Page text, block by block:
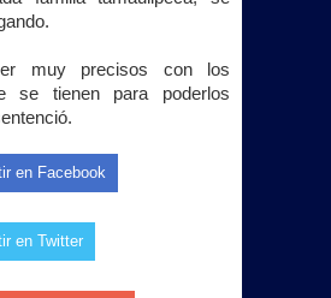
muy precisos con los
se tienen para poderlos
en Facebook
en Twitter